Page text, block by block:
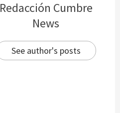
Redacción Cumbre
News
See author's posts